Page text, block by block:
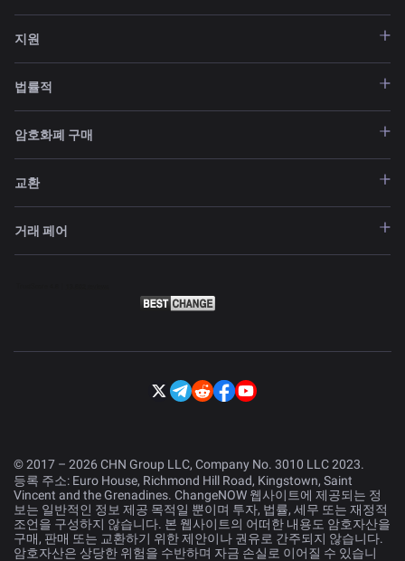
지원
법률적
암호화폐 구매
교환
거래 페어
© 2017 – 2026 CHN Group LLC, Company No. 3010 LLC 2023.
등록 주소: Euro House, Richmond Hill Road, Kingstown, Saint
Vincent and the Grenadines. ChangeNOW 웹사이트에 제공되는 정
보는 일반적인 정보 제공 목적일 뿐이며 투자, 법률, 세무 또는 재정적
조언을 구성하지 않습니다. 본 웹사이트의 어떠한 내용도 암호자산을
구매, 판매 또는 교환하기 위한 제안이나 권유로 간주되지 않습니다.
암호자산은 상당한 위험을 수반하며 자금 손실로 이어질 수 있습니